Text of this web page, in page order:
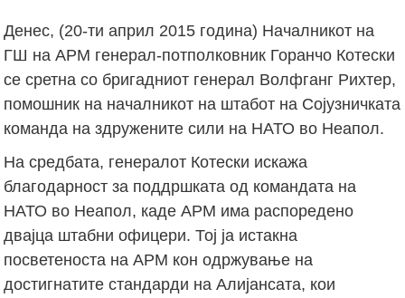
Денес, (20-ти април 2015 година) Началникот на
ГШ на АРМ генерал-потполковник Горанчо Котески
се сретна со бригадниот генерал Волфганг Рихтер,
помошник на началникот на штабот на Сојузничката
команда на здружените сили на НАТО во Неапол.
На средбата, генералот Котески искажа
благодарност за поддршката од командата на
НАТО во Неапол, каде АРМ има распоредено
двајца штабни офицери. Тој ја истакна
посветеноста на АРМ кон одржување на
достигнатите стандарди на Алијансата, кои